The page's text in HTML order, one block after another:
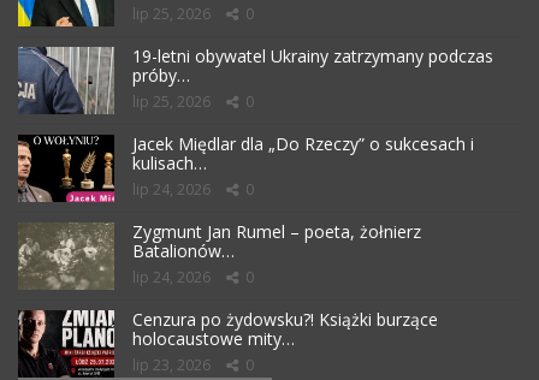
lip 25, 2026 0
19-letni obywatel Ukrainy zatrzymany podczas
próby…
lip 25, 2026 0
Jacek Międlar dla „Do Rzeczy” o sukcesach i
kulisach…
lip 24, 2026 0
Zygmunt Jan Rumel – poeta, żołnierz
Batalionów…
lip 24, 2026 0
Cenzura po żydowsku?! Książki burzące
holocaustowe mity…
lip 23, 2026 0